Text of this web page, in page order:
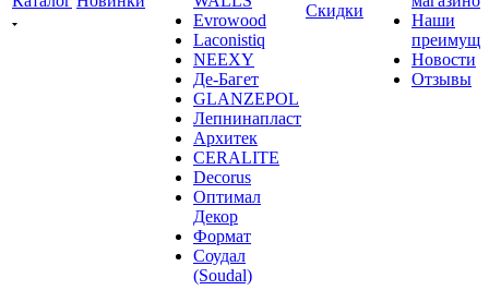
Evrowood
Laconistiq
NEEXY
Де-Багет
GLANZEPOL
Лепнинапласт
Архитек
CERALITE
Decorus
Оптимал
Декор
Формат
Соудал
(Soudal)
Скидки
Наши
Новости
Отзывы